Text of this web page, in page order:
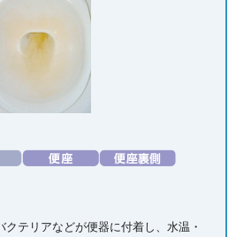
テリアなどが便器に付着し、水温・